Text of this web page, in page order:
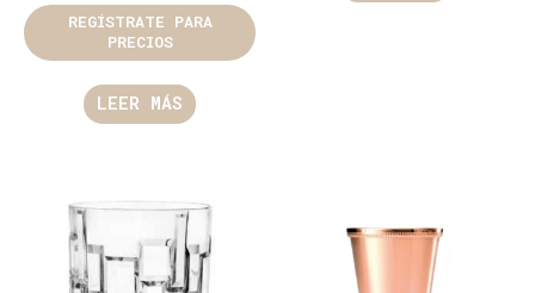
REGÍSTRATE PARA
PRECIOS
LEER MÁS